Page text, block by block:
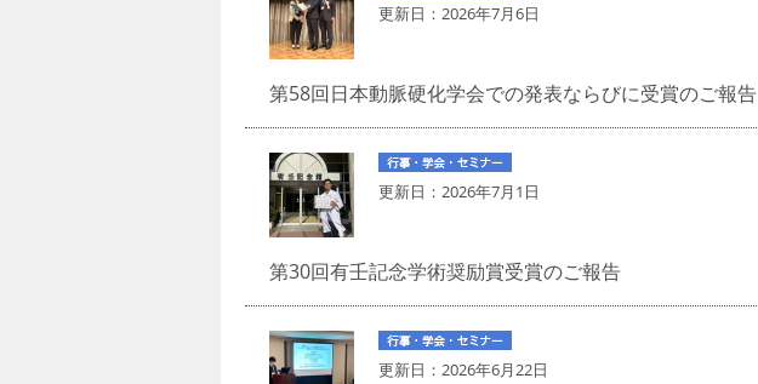
更新日： 2026年7月6日
第58回日本動脈硬化学会での発表ならびに受賞のご報告
更新日： 2026年7月1日
第30回有壬記念学術奨励賞受賞のご報告
更新日： 2026年6月22日